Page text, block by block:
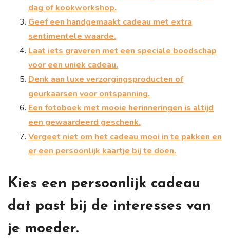
dag of kookworkshop.
Geef een handgemaakt cadeau met extra
sentimentele waarde.
Laat iets graveren met een speciale boodschap
voor een uniek cadeau.
Denk aan luxe verzorgingsproducten of
geurkaarsen voor ontspanning.
Een fotoboek met mooie herinneringen is altijd
een gewaardeerd geschenk.
Vergeet niet om het cadeau mooi in te pakken en
er een persoonlijk kaartje bij te doen.
Kies een persoonlijk cadeau
dat past bij de interesses van
je moeder.